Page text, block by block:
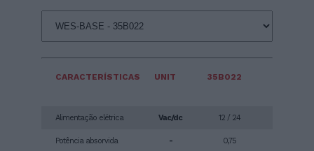
CARACTERÍSTICAS
Alimentação elétrica
Potência absorvida
UNIT
Vac/dc
-
35B022
12 / 24
0,75